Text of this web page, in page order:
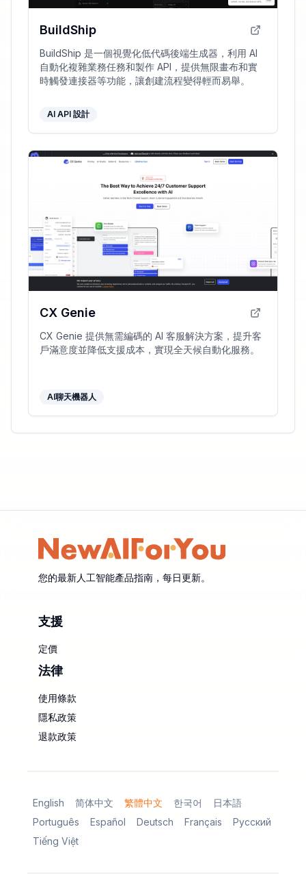
BuildShip
BuildShip 是一個視覺化低代碼後端生成器，利用 AI
自動化複雜業務任務和製作 API，提供無限畫布和實
時觸發連接器等功能，讓創建流程變得輕而易舉。
AI API 設計
CX Genie
CX Genie 提供無需編碼的 AI 客服解決方案，提升客
戶滿意度並降低支援成本，實現全天候自動化服務。
AI聊天機器人
您的最新人工智能產品指南，每日更新。
支援
定價
法律
使用條款
隱私政策
退款政策
English 简体中文 繁體中文 한국어
日本語
Português
Español Deutsch Français
Русский
Tiếng Việt